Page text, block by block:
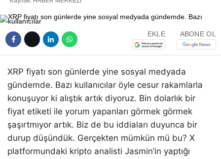
EKLE ABONE OL
XRP fiyatı son günlerde yine sosyal medyada
gündemde. Bazı kullanıcılar öyle cesur rakamlarla
konuşuyor ki alıştık artık diyoruz. Bin dolarlık bir
fiyat etiketi ile yorum yapanları görmek görmek
şaşırtmıyor artık. Biz de bu iddiaları duyunca bir
durup düşündük. Gerçekten mümkün mü bu? X
platformundaki kripto analisti Jasmin’in yaptığı